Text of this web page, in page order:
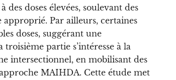
doses élevées, soulevant des
approprié. Par ailleurs, certaines
doses, suggérant une
partie s’intéresse à la
intersectionnel, en mobilisant des
MAIHDA. Cette étude met